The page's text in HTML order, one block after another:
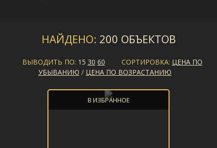
МЕТРО:
НАЙДЕНО: 200 ОБЪЕКТОВ
ВЫВОДИТЬ ПО: 15 30 60 СОРТИРОВКА: ЦЕНА ПО
УБЫВАНИЮ / ЦЕНА ПО ВОЗРАСТАНИЮ
В ИЗБРАННОЕ